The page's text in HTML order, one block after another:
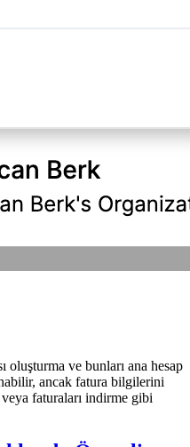
oluşturma ve bunları ana hesap
ancak fatura bilgilerini
faturaları indirme gibi